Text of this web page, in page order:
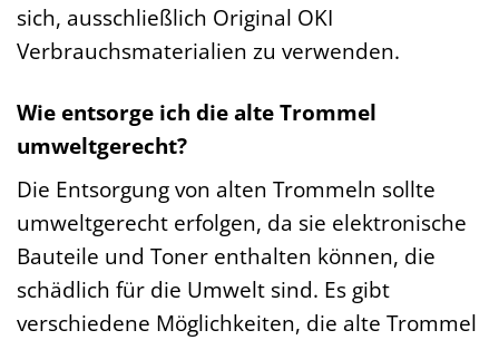
sich, ausschließlich Original OKI
Verbrauchsmaterialien zu verwenden.
Wie entsorge ich die alte Trommel
umweltgerecht?
Die Entsorgung von alten Trommeln sollte
umweltgerecht erfolgen, da sie elektronische
Bauteile und Toner enthalten können, die
schädlich für die Umwelt sind. Es gibt
verschiedene Möglichkeiten, die alte Trommel